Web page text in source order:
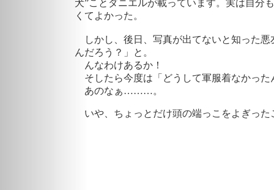
犬”ことダニエルが載っています。実は自分
くてよかった。
しかし、後日、写真が出てないと知った悪
んだろう？」と。
んなわけあるか！
そしたら今度は「どうして軍服着なかっ
あのなぁ………。
いや、ちょっとだけ頭の端っこをよぎっ